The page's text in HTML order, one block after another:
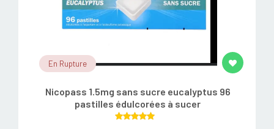
En Rupture
Nicopass 1.5mg sans sucre eucalyptus 96
pastilles édulcorées à sucer